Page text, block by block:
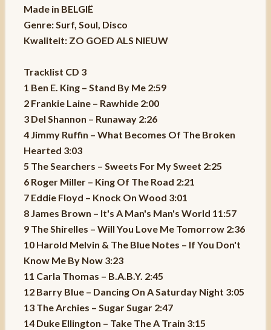
Made in BELGIË
Genre: Surf, Soul, Disco
Kwaliteit: ZO GOED ALS NIEUW
Tracklist CD 3
1 Ben E. King – Stand By Me 2:59
2 Frankie Laine – Rawhide 2:00
3 Del Shannon – Runaway 2:26
4 Jimmy Ruffin – What Becomes Of The Broken
Hearted 3:03
5 The Searchers – Sweets For My Sweet 2:25
6 Roger Miller – King Of The Road 2:21
7 Eddie Floyd – Knock On Wood 3:01
8 James Brown – It's A Man's Man's World 11:57
9 The Shirelles – Will You Love Me Tomorrow 2:36
10 Harold Melvin & The Blue Notes – If You Don't
Know Me By Now 3:23
11 Carla Thomas – B.A.B.Y. 2:45
12 Barry Blue – Dancing On A Saturday Night 3:05
13 The Archies – Sugar Sugar 2:47
14 Duke Ellington – Take The A Train 3:15